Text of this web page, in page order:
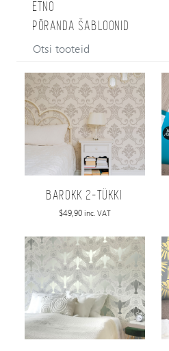
ETNO
PÕRANDA ŠABLOONID
BAROKK 2-TÜKKI
$49,90 inc. VAT